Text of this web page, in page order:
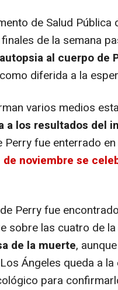
de Salud
de la semana
al cuerpo de
diferida a la
varios medios
a los resultados del
Perry fue enterrado
de noviembre se
Perry fue
sobre las cuatro de
de la muerte,
Ángeles queda a
para